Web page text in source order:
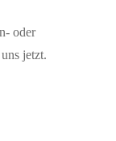
oder
jetzt.